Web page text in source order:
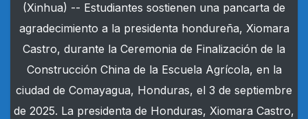
(Xinhua) -- Estudiantes sostienen una pancarta de
agradecimiento a la presidenta hondureña, Xiomara
Castro, durante la Ceremonia de Finalización de la
Construcción China de la Escuela Agrícola, en la
ciudad de Comayagua, Honduras, el 3 de septiembre
de 2025. La presidenta de Honduras, Xiomara Castro,